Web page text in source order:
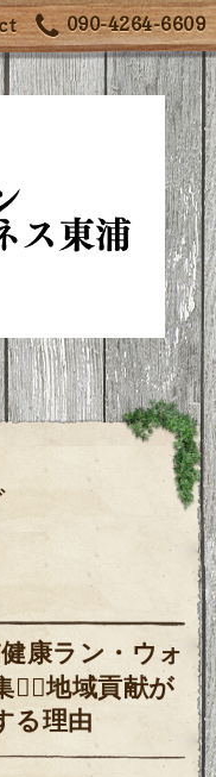
090-4264-6609
康ラン・ウォ
地域貢献が
る理由